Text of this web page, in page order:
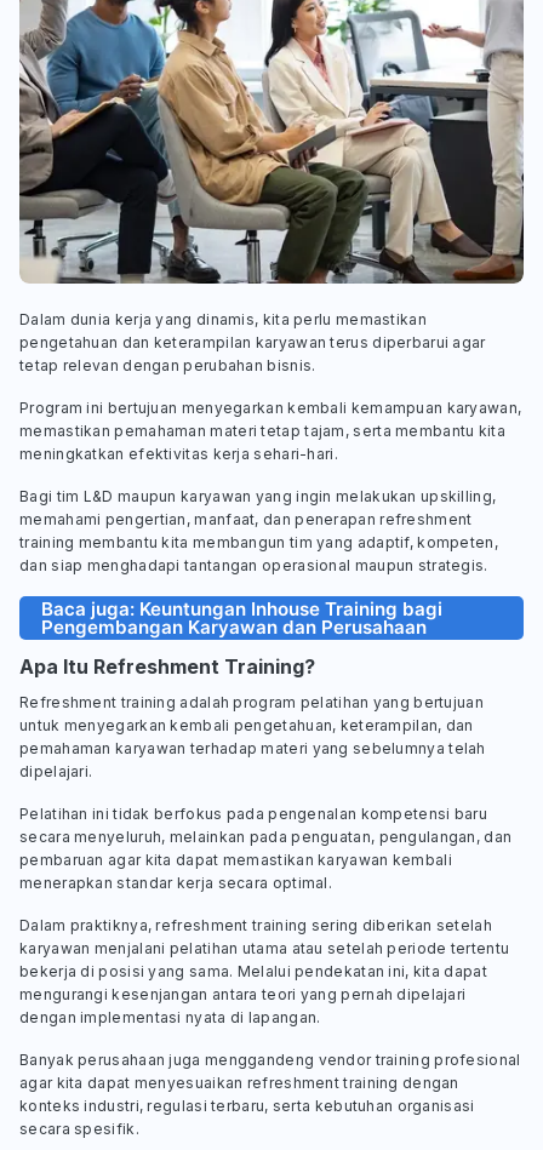
Dalam dunia kerja yang dinamis, kita perlu memastikan
pengetahuan dan keterampilan karyawan terus diperbarui agar
tetap relevan dengan perubahan bisnis.
Program ini bertujuan menyegarkan kembali kemampuan karyawan,
memastikan pemahaman materi tetap tajam, serta membantu kita
meningkatkan efektivitas kerja sehari-hari.
Bagi tim L&D maupun karyawan yang ingin melakukan upskilling,
memahami pengertian, manfaat, dan penerapan refreshment
training membantu kita membangun tim yang adaptif, kompeten,
dan siap menghadapi tantangan operasional maupun strategis.
Baca juga: Keuntungan Inhouse Training bagi
Pengembangan Karyawan dan Perusahaan
Apa Itu Refreshment Training?
Refreshment training adalah program pelatihan yang bertujuan
untuk menyegarkan kembali pengetahuan, keterampilan, dan
pemahaman karyawan terhadap materi yang sebelumnya telah
dipelajari.
Pelatihan ini tidak berfokus pada pengenalan kompetensi baru
secara menyeluruh, melainkan pada penguatan, pengulangan, dan
pembaruan agar kita dapat memastikan karyawan kembali
menerapkan standar kerja secara optimal.
Dalam praktiknya, refreshment training sering diberikan setelah
karyawan menjalani pelatihan utama atau setelah periode tertentu
bekerja di posisi yang sama. Melalui pendekatan ini, kita dapat
mengurangi kesenjangan antara teori yang pernah dipelajari
dengan implementasi nyata di lapangan.
Banyak perusahaan juga menggandeng vendor training profesional
agar kita dapat menyesuaikan refreshment training dengan
konteks industri, regulasi terbaru, serta kebutuhan organisasi
secara spesifik.